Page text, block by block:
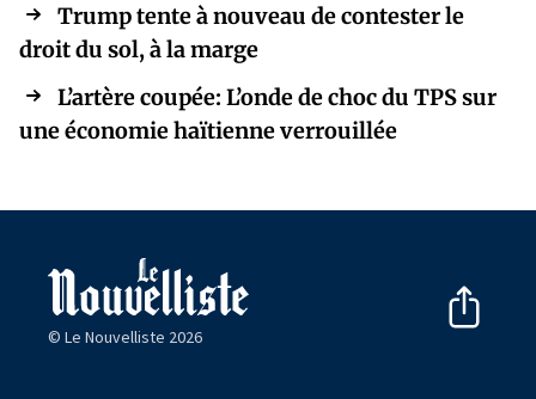
Trump tente à nouveau de contester le
droit du sol, à la marge
L’artère coupée: L’onde de choc du TPS sur
une économie haïtienne verrouillée
© Le Nouvelliste 2026